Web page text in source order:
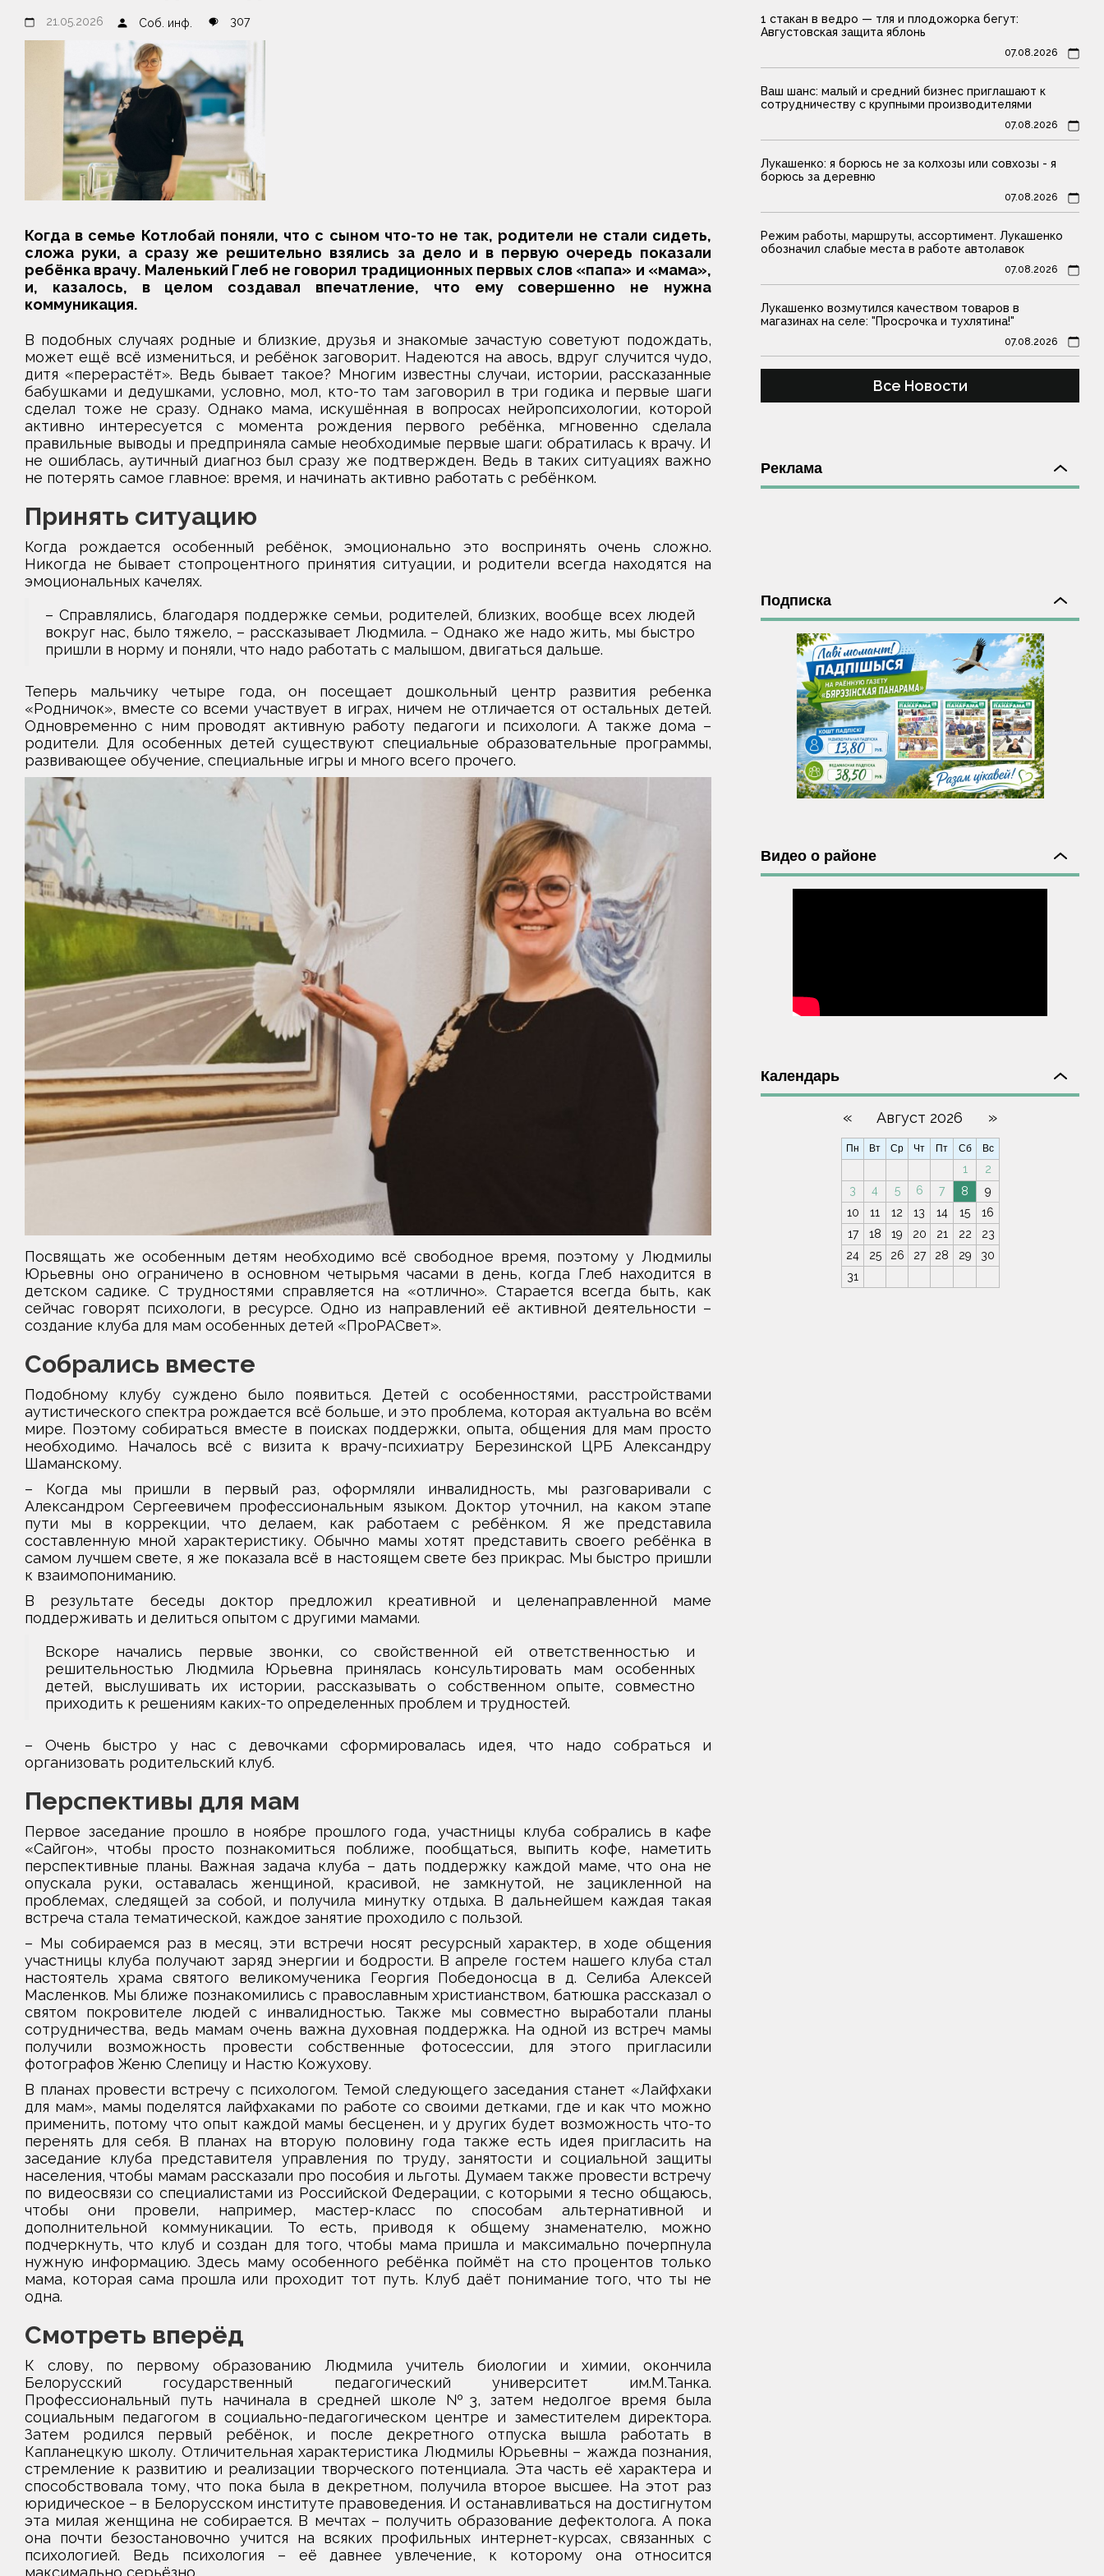
21.05.2026 Соб. инф. 307
Когда в семье Котлобай поняли, что с сыном что-то не так, родители не стали сидеть,
сложа руки, а сразу же решительно взялись за дело и в первую очередь показали
ребёнка врачу. Маленький Глеб не говорил традиционных первых слов «папа» и «мама»,
и, казалось, в целом создавал впечатление, что ему совершенно не нужна
коммуникация.
В подобных случаях родные и близкие, друзья и знакомые зачастую советуют подождать,
может ещё всё измениться, и ребёнок заговорит. Надеются на авось, вдруг случится чудо,
дитя «перерастёт». Ведь бывает такое? Многим известны случаи, истории, рассказанные
бабушками и дедушками, условно, мол, кто-то там заговорил в три годика и первые шаги
сделал тоже не сразу. Однако мама, искушённая в вопросах нейропсихологии, которой
активно интересуется с момента рождения первого ребёнка, мгновенно сделала
правильные выводы и предприняла самые необходимые первые шаги: обратилась к врачу. И
не ошиблась, аутичный диагноз был сразу же подтвержден. Ведь в таких ситуациях важно
не потерять самое главное: время, и начинать активно работать с ребёнком.
Принять ситуацию
Когда рождается особенный ребёнок, эмоционально это воспринять очень сложно.
Никогда не бывает стопроцентного принятия ситуации, и родители всегда находятся на
эмоциональных качелях.
– Справлялись, благодаря поддержке семьи, родителей, близких, вообще всех людей
вокруг нас, было тяжело, – рассказывает Людмила. – Однако же надо жить, мы быстро
пришли в норму и поняли, что надо работать с малышом, двигаться дальше.
Теперь мальчику четыре года, он посещает дошкольный центр развития ребенка
«Родничок», вместе со всеми участвует в играх, ничем не отличается от остальных детей.
Одновременно с ним проводят активную работу педагоги и психологи. А также дома –
родители. Для особенных детей существуют специальные образовательные программы,
развивающее обучение, специальные игры и много всего прочего.
Посвящать же особенным детям необходимо всё свободное время, поэтому у Людмилы
Юрьевны оно ограничено в основном четырьмя часами в день, когда Глеб находится в
детском садике. С трудностями справляется на «отлично». Старается всегда быть, как
сейчас говорят психологи, в ресурсе. Одно из направлений её активной деятельности –
создание клуба для мам особенных детей «ПроРАСвет».
Собрались вместе
Подобному клубу суждено было появиться. Детей с особенностями, расстройствами
аутистического спектра рождается всё больше, и это проблема, которая актуальна во всём
мире. Поэтому собираться вместе в поисках поддержки, опыта, общения для мам просто
необходимо. Началось всё с визита к врачу-психиатру Березинской ЦРБ Александру
Шаманскому.
– Когда мы пришли в первый раз, оформляли инвалидность, мы разговаривали с
Александром Сергеевичем профессиональным языком. Доктор уточнил, на каком этапе
пути мы в коррекции, что делаем, как работаем с ребёнком. Я же представила
составленную мной характеристику. Обычно мамы хотят представить своего ребёнка в
самом лучшем свете, я же показала всё в настоящем свете без прикрас. Мы быстро пришли
к взаимопониманию.
В результате беседы доктор предложил креативной и целенаправленной маме
поддерживать и делиться опытом с другими мамами.
Вскоре начались первые звонки, со свойственной ей ответственностью и
решительностью Людмила Юрьевна принялась консультировать мам особенных
детей, выслушивать их истории, рассказывать о собственном опыте, совместно
приходить к решениям каких-то определенных проблем и трудностей.
– Очень быстро у нас с девочками сформировалась идея, что надо собраться и
организовать родительский клуб.
Перспективы для мам
Первое заседание прошло в ноябре прошлого года, участницы клуба собрались в кафе
«Сайгон», чтобы просто познакомиться поближе, пообщаться, выпить кофе, наметить
перспективные планы. Важная задача клуба – дать поддержку каждой маме, что она не
опускала руки, оставалась женщиной, красивой, не замкнутой, не зацикленной на
проблемах, следящей за собой, и получила минутку отдыха. В дальнейшем каждая такая
встреча стала тематической, каждое занятие проходило с пользой.
– Мы собираемся раз в месяц, эти встречи носят ресурсный характер, в ходе общения
участницы клуба получают заряд энергии и бодрости. В апреле гостем нашего клуба стал
настоятель храма святого великомученика Георгия Победоносца в д. Селиба Алексей
Масленков. Мы ближе познакомились с православным христианством, батюшка рассказал о
святом покровителе людей с инвалидностью. Также мы совместно выработали планы
сотрудничества, ведь мамам очень важна духовная поддержка. На одной из встреч мамы
получили возможность провести собственные фотосессии, для этого пригласили
фотографов Женю Слепицу и Настю Кожухову.
В планах провести встречу с психологом. Темой следующего заседания станет «Лайфхаки
для мам», мамы поделятся лайфхаками по работе со своими детками, где и как что можно
применить, потому что опыт каждой мамы бесценен, и у других будет возможность что-то
перенять для себя. В планах на вторую половину года также есть идея пригласить на
заседание клуба представителя управления по труду, занятости и социальной защиты
населения, чтобы мамам рассказали про пособия и льготы. Думаем также провести встречу
по видеосвязи со специалистами из Российской Федерации, с которыми я тесно общаюсь,
чтобы они провели, например, мастер-класс по способам альтернативной и
дополнительной коммуникации. То есть, приводя к общему знаменателю, можно
подчеркнуть, что клуб и создан для того, чтобы мама пришла и максимально почерпнула
нужную информацию. Здесь маму особенного ребёнка поймёт на сто процентов только
мама, которая сама прошла или проходит тот путь. Клуб даёт понимание того, что ты не
одна.
Смотреть вперёд
К слову, по первому образованию Людмила учитель биологии и химии, окончила
Белорусский государственный педагогический университет им.М.Танка.
Профессиональный путь начинала в средней школе №3, затем недолгое время была
социальным педагогом в социально-педагогическом центре и заместителем директора.
Затем родился первый ребёнок, и после декретного отпуска вышла работать в
Капланецкую школу. Отличительная характеристика Людмилы Юрьевны – жажда познания,
стремление к развитию и реализации творческого потенциала. Эта часть её характера и
способствовала тому, что пока была в декретном, получила второе высшее. На этот раз
юридическое – в Белорусском институте правоведения. И останавливаться на достигнутом
эта милая женщина не собирается. В мечтах – получить образование дефектолога. А пока
она почти безостановочно учится на всяких профильных интернет-курсах, связанных с
психологией. Ведь психология – её давнее увлечение, к которому она относится
максимально серьёзно.
1 стакан в ведро — тля и плодожорка бегут:
Августовская защита яблонь
07.08.2026
Ваш шанс: малый и средний бизнес приглашают к
сотрудничеству с крупными производителями
07.08.2026
Лукашенко: я борюсь не за колхозы или совхозы - я
борюсь за деревню
07.08.2026
Режим работы, маршруты, ассортимент. Лукашенко
обозначил слабые места в работе автолавок
07.08.2026
Лукашенко возмутился качеством товаров в
магазинах на селе: "Просрочка и тухлятина!"
07.08.2026
Все Новости
Реклама
Подписка
Видео о районе
Календарь
« Август 2026 »
Пн Вт Ср Чт Пт Сб Вс
1
2
3
4 5 6 7 8
9
10
11 12 13 14 15
16
17
18 19 20 21 22
23
24
25 26 27 28 29
30
31